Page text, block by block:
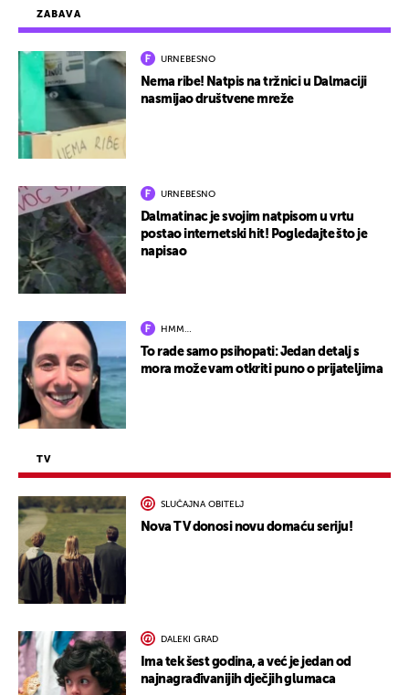
ZABAVA
URNEBESNO
Nema ribe! Natpis na tržnici u Dalmaciji
nasmijao društvene mreže
URNEBESNO
Dalmatinac je svojim natpisom u vrtu
postao internetski hit! Pogledajte što je
napisao
HMM…
To rade samo psihopati: Jedan detalj s
mora može vam otkriti puno o prijateljima
TV
SLUČAJNA OBITELJ
Nova TV donosi novu domaću seriju!
DALEKI GRAD
Ima tek šest godina, a već je jedan od
najnagrađivanijih dječjih glumaca